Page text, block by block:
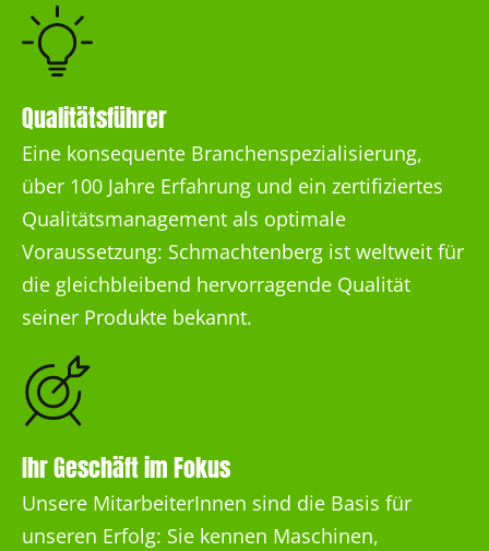
Qualitätsführer
Eine konsequente Branchenspezialisierung,
über 100 Jahre Erfahrung und ein zertifiziertes
Qualitätsmanagement als optimale
Voraussetzung: Schmachtenberg ist weltweit für
die gleichbleibend hervorragende Qualität
seiner Produkte bekannt.
Ihr Geschäft im Fokus
Unsere MitarbeiterInnen sind die Basis für
unseren Erfolg: Sie kennen Maschinen,